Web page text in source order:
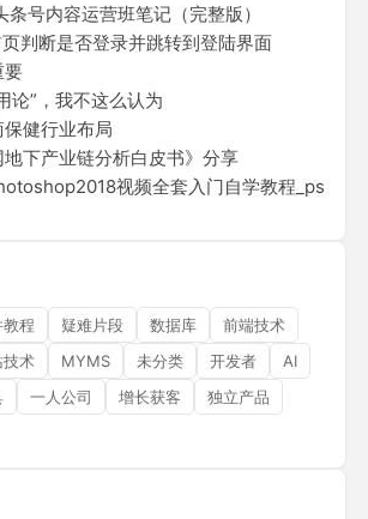
条号内容运营班笔记（完整版）
判断是否登录并跳转到登陆界面
要
论”，我不这么认为
健行业布局
地下产业链分析白皮书》分享
视频全套入门自学教程_ps
程 疑难片段 数据库
前端技术
技术 MYMS 未分类 开发者
AI
一人公司 增长获客
独立产品